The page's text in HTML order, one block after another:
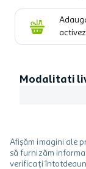
Modalitati
Afișăm imagini ale
să furnizăm
verificați